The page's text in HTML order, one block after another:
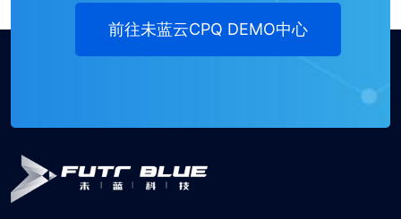
前往未蓝云CPQ DEMO中心